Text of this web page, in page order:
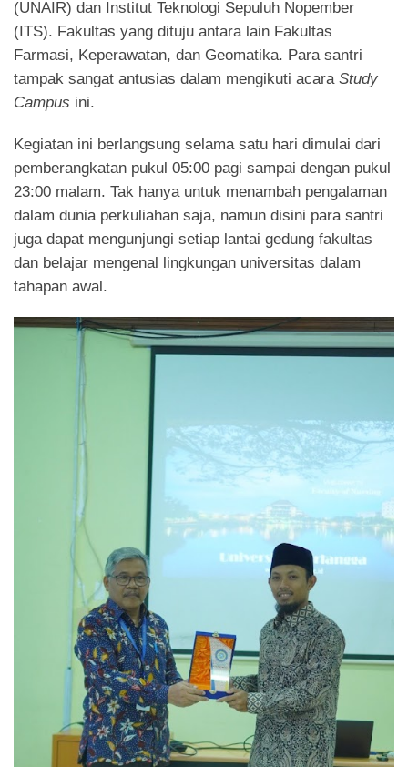
(UNAIR) dan Institut Teknologi Sepuluh Nopember
(ITS). Fakultas yang dituju antara lain Fakultas
Farmasi, Keperawatan, dan Geomatika. Para santri
tampak sangat antusias dalam mengikuti acara Study
Campus ini.
Kegiatan ini berlangsung selama satu hari dimulai dari
pemberangkatan pukul 05:00 pagi sampai dengan pukul
23:00 malam. Tak hanya untuk menambah pengalaman
dalam dunia perkuliahan saja, namun disini para santri
juga dapat mengunjungi setiap lantai gedung fakultas
dan belajar mengenal lingkungan universitas dalam
tahapan awal.